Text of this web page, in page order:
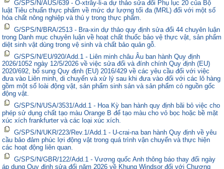
G/SPS/N/AUS/639 - Ô-xtrây-li-a dự thảo sửa đổi Phụ lục 20 của Bộ
luật Tiêu chuẩn thực phẩm về mức dư lượng tối đa (MRL) đối với một số
hóa chất nông nghiệp và thú y trong thực phẩm.
G/SPS/N/BRA/2513 - Bra-xin dự thảo quy định sửa đổi 44 chuyên luận
trong Danh mục chuyên luận về hoạt chất thuốc bảo vệ thực vật, sản phẩm
diệt sinh vật dùng trong vệ sinh và chất bảo quản gỗ.
G/SPS/N/EU/920/Add.1 - Liên minh châu Âu ban hành Quy định
2026/1052 ngày 12/5/2026 về việc sửa đổi và đính chính Quy định (EU)
2020/692, bổ sung Quy định (EU) 2016/429 về các yêu cầu đối với việc
đưa vào Liên minh, di chuyển và xử lý sau khi đưa vào đối với các lô hàng
gồm một số loài động vật, sản phẩm sinh sản và sản phẩm có nguồn gốc
động vật.
G/SPS/N/USA/3531/Add.1 - Hoa Kỳ ban hành quy định bãi bỏ việc cho
phép sử dụng chất tạo màu Orange B để tạo màu cho vỏ bọc hoặc bề mặt
xúc xích frankfurter và các loại xúc xích.
G/SPS/N/UKR/223/Rev.1/Add.1 - U-crai-na ban hành Quy định về yêu
cầu bảo đảm phúc lợi động vật trong quá trình vận chuyển và thực hiện
các hoạt động liên quan.
G/SPS/N/GBR/122/Add.1 - Vương quốc Anh thông báo thay đổi ngày
áp dụng Quy định sửa đổi năm 2026 về Khung Windsor đối với Chương